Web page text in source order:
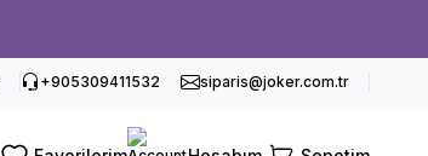
+905309411532 siparis@joker.com.tr